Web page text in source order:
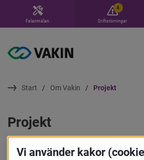
Felanmälan
4
Driftstörningar
Start Om Vakin Projekt
Projekt
För att bygga det hållbara
Vi använder kakor